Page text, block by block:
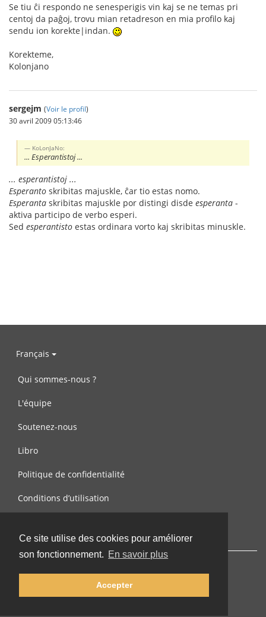
Ce site utilise des cookies pour améliorer
son fonctionnement. En savoir plus
Accepter
Se tiu ĉi respondo ne senesperigis vin kaj se ne temas pri
centoj da paĝoj, trovu mian retadreson en mia profilo kaj
sendu ion korekte|indan.
Korekteme,
Kolonjano
sergejm (Voir le profil)
30 avril 2009 05:13:46
KoLonJaNo:
... Esperantistoj ...
... esperantistoj ...
Esperanto skribitas majuskle, ĉar tio estas nomo.
Esperanta skribitas majuskle por distingi disde esperanta -
aktiva participo de verbo esperi.
Sed esperantisto estas ordinara vorto kaj skribitas minuskle.
Français
Qui sommes-nous ?
L'équipe
Soutenez-nous
Libro
Politique de confidentialité
Conditions d’utilisation
© 2002-2026 lernu.net |Impressum